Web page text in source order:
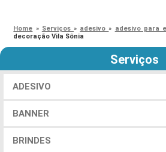
Home » Serviços » adesivo» adesivo para
decoração Vila Sônia
Serviços
ADESIVO
BANNER
BRINDES